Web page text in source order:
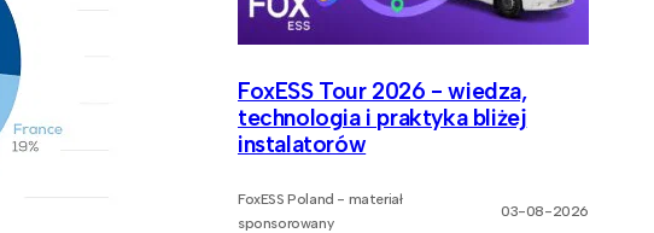
FoxESS Tour 2026 - wiedza,
technologia i praktyka bliżej
instalatorów
FoxESS Poland - materiał
sponsorowany
03-08-2026